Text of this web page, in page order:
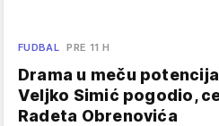
FUDBAL PRE 11 H
Drama u meču
Veljko Simić pogodio,
Radeta Obrenovića